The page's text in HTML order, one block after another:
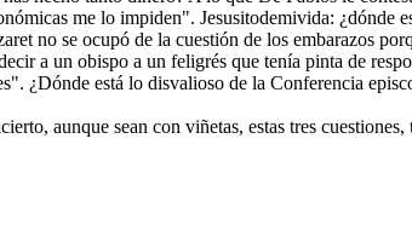
me lo impiden". Jesusitodemivida: ¿dónde
no se ocupó de la cuestión de los embarazos
a un obispo a un feligrés que tenía pinta de
¿Dónde está lo disvalioso de la Conferencia
aunque sean con viñetas, estas tres